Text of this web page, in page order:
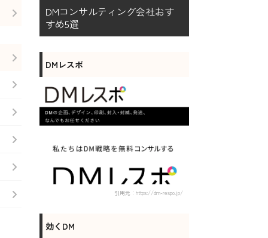
DMコンサルティング会社おす
すめ5選
DMレスポ
引用元：https://dm-respo.jp/
効くDM